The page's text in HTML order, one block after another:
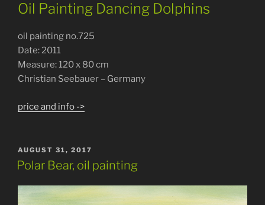
Oil Painting Dancing Dolphins
oil painting no.725
Date: 2011
Measure: 120 x 80 cm
Christian Seebauer – Germany
price and info ->
POSTED
ON
AUGUST 31, 2017
Polar Bear, oil painting